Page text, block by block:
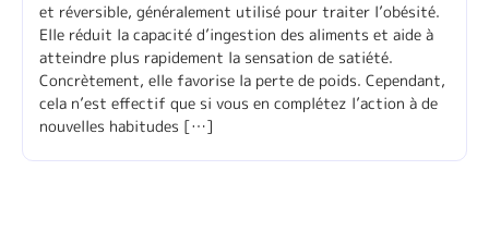
et réversible, généralement utilisé pour traiter l’obésité.
Elle réduit la capacité d’ingestion des aliments et aide à
atteindre plus rapidement la sensation de satiété.
Concrètement, elle favorise la perte de poids. Cependant,
cela n’est effectif que si vous en complétez l’action à de
nouvelles habitudes […]